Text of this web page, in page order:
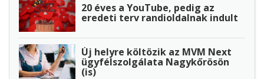
20 éves a YouTube, pedig az
eredeti terv randioldalnak indult
Új helyre költözik az MVM Next
ügyfélszolgálata Nagykőrösön
(is)